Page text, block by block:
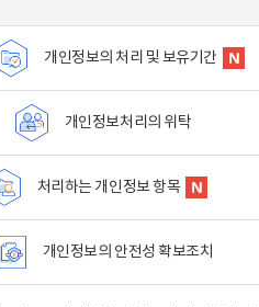
개인정보의 처리 및 보유기간
개인정보처리의 위탁
처리하는 개인정보 항목
개인정보의 안전성 확보조치